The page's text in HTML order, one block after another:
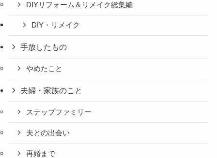
DIYリフォーム＆リメイク総集編
DIY・リメイク
手放したもの
やめたこと
夫婦・家族のこと
ステップファミリー
夫との出会い
再婚まで